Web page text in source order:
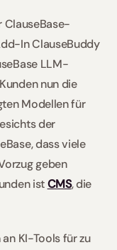
In ClauseBuddy
LLM-
nun die
Modellen für
der
dass viele
geben
ist CMS, die
KI-Tools für zu